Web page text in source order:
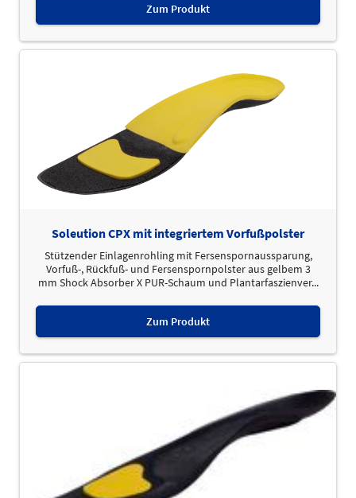
Zum Produkt
Soleution CPX mit integriertem Vorfußpolster
Stützender Einlagenrohling mit Fersenspornaussparung,
Vorfuß-, Rückfuß- und Fersenspornpolster aus gelbem 3
mm Shock Absorber X PUR-Schaum und Plantarfaszienver...
Zum Produkt